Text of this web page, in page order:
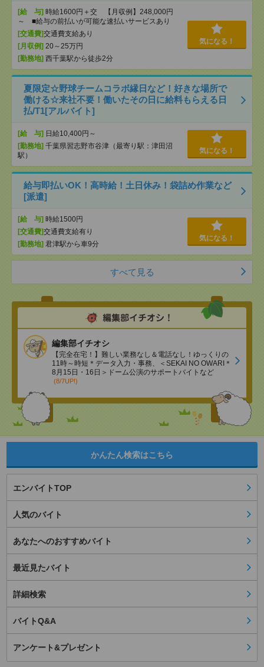
[給 与] 時給1600円＋交 【月収例】248,000円
～ ■給与の前払いが可能な速払いサービスあり
[交通費]交通費支給あり
[月収例] 20～25万円
[勤務地] 西千葉駅から徒歩2分
気になる！
夏限定☆野球チームコラボ縁日など！好きな場所で
働ける☆来社不要！働いたその日に給料もらえる日
払/T1[アルバイト]
[給 与] 日給10,400円～
[勤務地] 千葉県習志野市谷津（最寄り駅：津田沼
駅）
気になる！
給与即払いOK！高時給！土日休み！袋詰め作業など
[派遣]
[給 与] 時給1500円
[交通費]交通費支給有り
[勤務地] 君津駅から車9分
気になる！
すべて見る
編集部イチオシ
【完全在宅！】難しい業務なし＆電話なし！ゆっくりの
11時～時短＊データ入力・事務、＜SEKAI NO OWARI＊
8月15日・16日＞ドーム公演のサポートバイトなど
(8/7UP!)
かんたん検索はこちら
エンバイトTOP
人気のバイト
あなたへのおすすめバイト
最近見たバイト
詳細検索
バイトQ&A
アンケート&プレゼント